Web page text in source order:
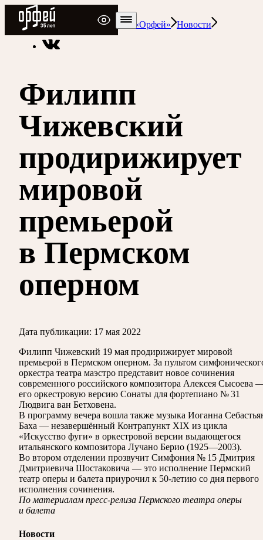
Радио Орфей
Радио классической музыки «Орфей»
Новости
Филипп
Чижевский
продирижирует
мировой
премьерой
в Пермском
оперном
Дата публикации: 17 мая 2022
Филипп Чижевский 19 мая продирижирует мировой
премьерой в Пермском оперном. За пультом
оркестра театра маэстро представит новое сочинения
современного российского композитора Алексея Сысоева
его оркестровую версию Сонаты для фортепиано № 31
Людвига ван Бетховена.
В программу вечера вошла также музыка Иоганна
Баха — незавершённый Контрапункт XIX из цикла
«Искусство фуги» в оркестровой версии выдающегося
итальянского композитора Лучано Берио (1925—2003).
Во втором отделении прозвучит Симфония № 15 Дмитрия
Дмитриевича Шостаковича — это исполнение Пермский
театр оперы и балета приурочил к 50-летию со дня первого
исполнения сочинения.
По материалам пресс-релиза Пермского театра оперы
и балета
Новости